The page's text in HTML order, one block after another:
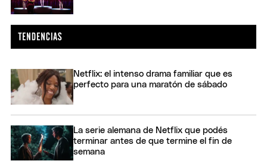
Netflix: el intenso drama familiar que es
perfecto para una maratón de sábado
La serie alemana de Netflix que podés
terminar antes de que termine el fin de
semana